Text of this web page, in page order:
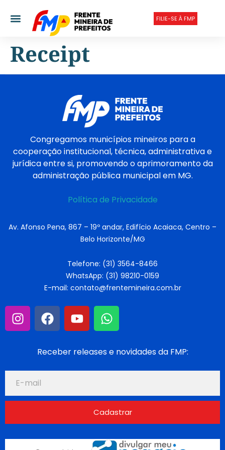
FILIE-SE À FMP
Receipt
Congregamos municípios mineiros para a
cooperação institucional, técnica, administrativa e
jurídica entre si, promovendo o aprimoramento da
administração pública municipal em MG.
Política de Privacidade
Av. Afonso Pena, 867 – 19º andar, Edifício Acaiaca, Centro –
Belo Horizonte/MG
Telefone: (31) 3564-8466
WhatsApp: (31) 98210-0159
E-mail: contato@frentemineira.com.br
Receber releases e novidades da FMP:
Cadastrar